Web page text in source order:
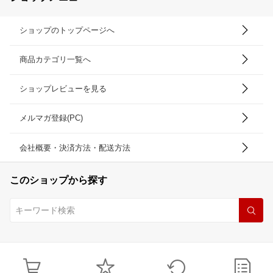
ショップのトップページへ
商品カテゴリ一覧へ
ショップレビューを見る
メルマガ登録(PC)
会社概要・決済方法・配送方法
このショップから探す